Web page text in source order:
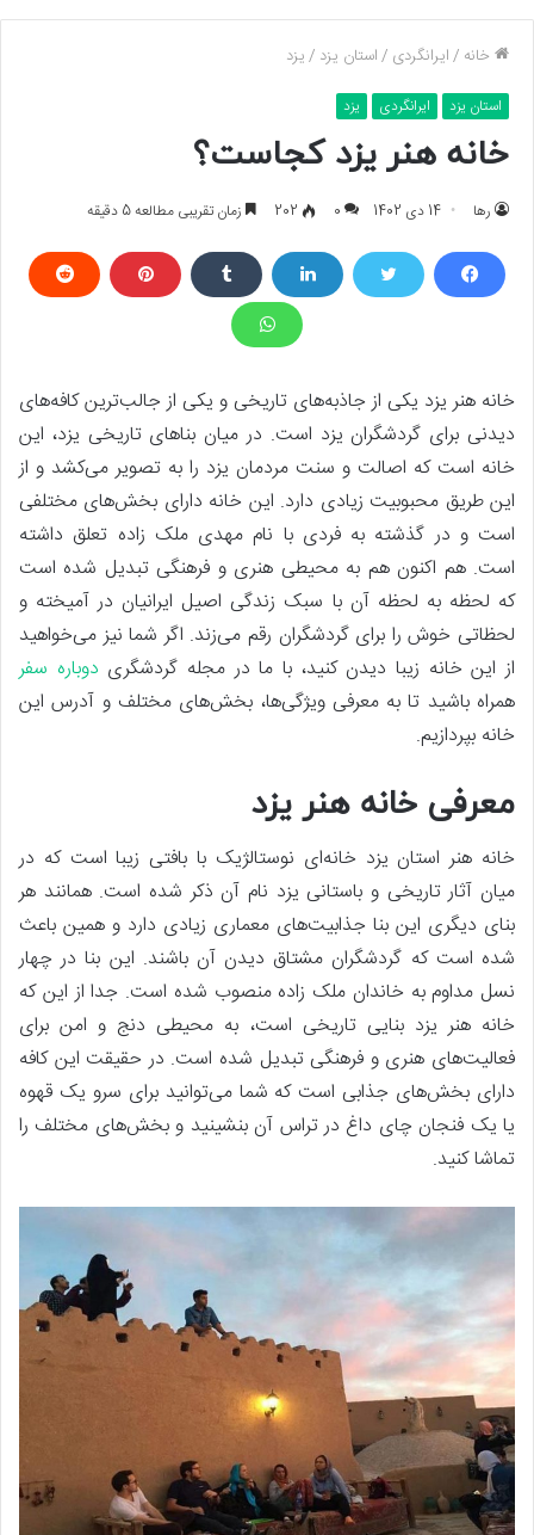
خانه /ایرانگردی /استان یزد /یزد
استان یزد ایرانگردی یزد
خانه هنر یزد کجاست؟
رها 14 دی 1402 0
202 زمان تقریبی مطالعه 5 دقیقه
خانه هنر یزد یکی از جاذبه‌های تاریخی و یکی از جالب‌ترین کافه‌های
دیدنی برای گردشگران یزد است. در میان بناهای تاریخی یزد، این
خانه است که اصالت و سنت مردمان یزد را به تصویر می‌کشد و از
این طریق محبوبیت زیادی دارد. این خانه دارای بخش‌های مختلفی
است و در گذشته به فردی با نام مهدی ملک زاده تعلق داشته
است. هم اکنون هم به محیطی هنری و فرهنگی تبدیل شده است
که لحظه به لحظه آن با سبک زندگی اصیل ایرانیان در آمیخته و
لحظاتی خوش را برای گردشگران رقم می‌زند. اگر شما نیز می‌خواهید
از این خانه زیبا دیدن کنید، با ما در مجله گردشگری دوباره سفر
همراه باشید تا به معرفی ویژگی‌ها، بخش‌های مختلف و آدرس این
خانه بپردازیم.
معرفی خانه هنر یزد
خانه هنر استان یزد خانه‌ای نوستالژیک با بافتی زیبا است که در
میان آثار تاریخی و باستانی یزد نام آن ذکر شده است. همانند هر
بنای دیگری این بنا جذابیت‌های معماری زیادی دارد و همین باعث
شده است که گردشگران مشتاق دیدن آن باشند. این بنا در چهار
نسل مداوم به خاندان ملک ‌زاده منصوب شده است. جدا از این که
خانه هنر یزد بنایی تاریخی است، به محیطی دنج و امن برای
فعالیت‌های هنری و فرهنگی تبدیل شده است. در حقیقت این کافه
دارای بخش‌های جذابی است که شما می‌توانید برای سرو یک قهوه
یا یک فنجان چای داغ در تراس آن بنشینید و بخش‌های مختلف را
تماشا کنید.